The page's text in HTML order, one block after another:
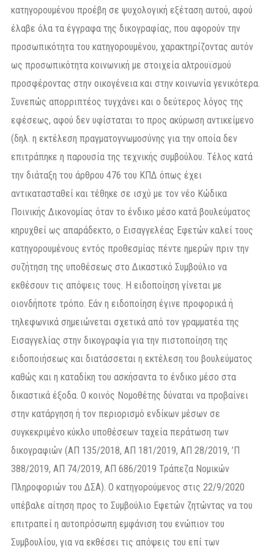
κατηγορουμένου προέβη σε ψυχολογική εξέταση αυτού, αφού
έλαβε όλα τα έγγραφα της δικογραφίας, που αφορούν την
προσωπικότητα του κατηγορουμένου, χαρακτηρίζοντας αυτόν
ως προσωπικότητα κοινωνική με στοιχεία αλτρουϊσμού
προσφέροντας στην οικογένεια και στην κοινωνία γενικότερα.
Συνεπώς απορριπτέος τυγχάνει και ο δεύτερος λόγος της
εφέσεως, αφού δεν υφίσταται το προς ακύρωση αντικείμενο
(δηλ. η εκτέλεση πραγματογνωμοσύνης για την οποία δεν
επιτράπηκε η παρουσία της τεχνικής συμβούλου. Τέλος κατά
την διάταξη του άρθρου 476 του ΚΠΔ όπως έχει
αντικατασταθεί και τέθηκε σε ισχύ με τον νέο Κώδικα
Ποινικής Δικονομίας όταν το ένδικο μέσο κατά βουλεύματος
κηρυχθεί ως απαράδεκτο, ο Εισαγγελέας Εφετών καλεί τους
κατηγορουμένους εντός προθεσμίας πέντε ημερών πριν την
συζήτηση της υποθέσεως στο Δικαστικό Συμβούλιο να
εκθέσουν τις απόψεις τους. Η ειδοποίηση γίνεται με
οιονδήποτε τρόπο. Εάν η ειδοποίηση έγινε προφορικά ή
τηλεφωνικά σημειώνεται σχετικά από τον γραμματέα της
Εισαγγελίας στην δικογραφία για την πιστοποίηση της
ειδοποιήσεως και διατάσσεται η εκτέλεση του βουλεύματος
καθώς και η καταδίκη του ασκήσαντα το ένδικο μέσο στα
δικαστικά έξοδα. Ο κοινός Νομοθέτης δύναται να προβαίνει
στην κατάργηση ή τον περιορισμό ενδίκων μέσων σε
συγκεκριμένο κύκλο υποθέσεων ταχεία περάτωση των
δικογραφιών (ΑΠ 135/2018, ΑΠ 181/2019, ΑΠ 28/2019, ’Π
388/2019, ΑΠ 74/2019, ΑΠ 686/2019 Τράπεζα Νομικών
Πληροφοριών του ΔΣΑ). Ο κατηγορούμενος στις 22/9/2020
υπέβαλε αίτηση προς το Συμβούλιο Εφετών ζητώντας να του
επιτραπεί η αυτοπρόσωπη εμφάνιση του ενώπιον του
Συμβουλίου, για να εκθέσει τις απόψεις του επί των